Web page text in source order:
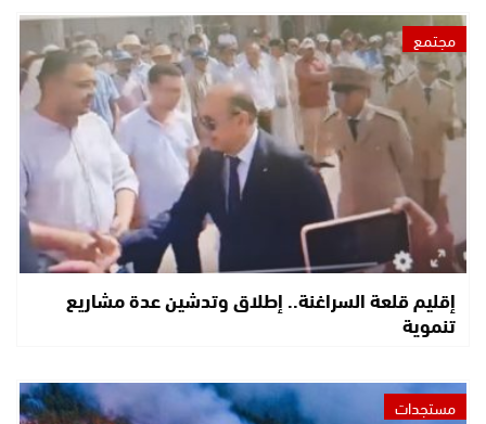
مجتمع
إقليم قلعة السراغنة.. إطلاق وتدشين عدة مشاريع
تنموية
مستجدات